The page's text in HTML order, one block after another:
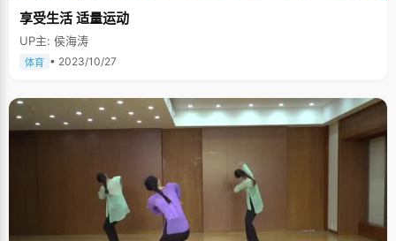
享受生活 适量运动
UP主: 侯海涛
体育 • 2023/10/27